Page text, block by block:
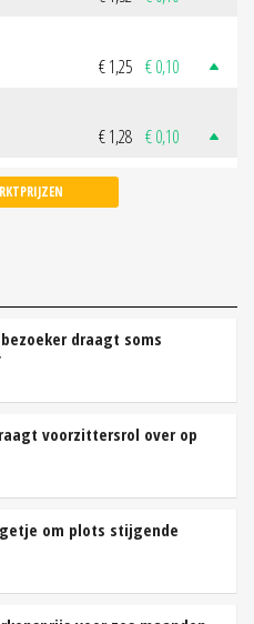
€ 1,25 € 0,10
€ 1,28 € 0,10
draagt soms
voorzittersrol over op
om plots stijgende